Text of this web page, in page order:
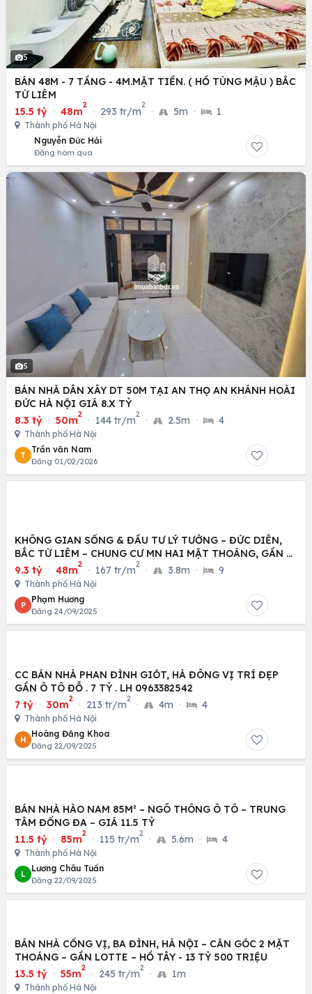
5
BÁN 48M - 7 TẦNG - 4M.MẶT TIỀN. ( HỒ TÙNG MẬU ) BẮC
TỪ LIÊM
15.5 tỷ · 48m
2
· 293 tr/m
2
· 5m · 1
Thành phố Hà Nội
Nguyễn Đức Hải
Đăng hôm qua
5
BÁN NHÀ DÂN XÂY DT 50M TẠI AN THỌ AN KHÁNH HOÀI
ĐỨC HÀ NỘI GIÁ 8.X TỶ
8.3 tỷ · 50m
2
· 144 tr/m
2
· 2.5m · 4
Thành phố Hà Nội
T
Trần văn Nam
Đăng 01/02/2026
KHÔNG GIAN SỐNG & ĐẦU TƯ LÝ TƯỞNG – ĐỨC DIỄN,
BẮC TỪ LIÊM – CHUNG CƯ MN HAI MẶT THOÁNG, GẦN Ô
TÔ
9.3 tỷ · 48m
2
· 167 tr/m
2
· 3.8m · 9
Thành phố Hà Nội
P
Phạm Hương
Đăng 24/09/2025
CC BÁN NHÀ PHAN ĐÌNH GIÓT, HÀ ĐÔNG VỊ TRÍ ĐẸP
GẦN Ô TÔ ĐỖ . 7 TỶ . LH 0963382542
7 tỷ · 30m
2
· 213 tr/m
2
· 4m · 4
Thành phố Hà Nội
H
Hoàng Đăng Khoa
Đăng 22/09/2025
BÁN NHÀ HÀO NAM 85M² – NGÕ THÔNG Ô TÔ – TRUNG
TÂM ĐỐNG ĐA – GIÁ 11.5 TỶ
11.5 tỷ · 85m
2
· 115 tr/m
2
· 5.6m · 4
Thành phố Hà Nội
L
Lương Châu Tuấn
Đăng 22/09/2025
BÁN NHÀ CỐNG VỊ, BA ĐÌNH, HÀ NỘI – CĂN GÓC 2 MẶT
THOÁNG – GẦN LOTTE – HỒ TÂY - 13 TỶ 500 TRIỆU
13.5 tỷ · 55m
2
· 245 tr/m
2
· 1m
Thành phố Hà Nội